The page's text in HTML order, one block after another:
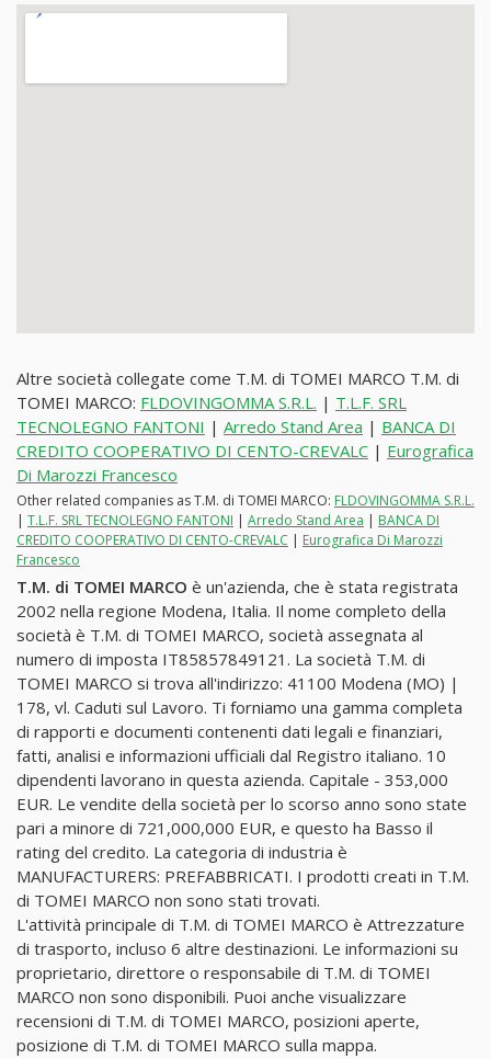
Altre società collegate come T.M. di TOMEI MARCO T.M. di
TOMEI MARCO: FLDOVINGOMMA S.R.L. | T.L.F. SRL
TECNOLEGNO FANTONI | Arredo Stand Area | BANCA DI
CREDITO COOPERATIVO DI CENTO-CREVALC | Eurografica
Di Marozzi Francesco
Other related companies as T.M. di TOMEI MARCO: FLDOVINGOMMA S.R.L.
| T.L.F. SRL TECNOLEGNO FANTONI | Arredo Stand Area | BANCA DI
CREDITO COOPERATIVO DI CENTO-CREVALC | Eurografica Di Marozzi
Francesco
T.M. di TOMEI MARCO è un'azienda, che è stata registrata
2002 nella regione Modena, Italia. Il nome completo della
società è T.M. di TOMEI MARCO, società assegnata al
numero di imposta IT85857849121. La società T.M. di
TOMEI MARCO si trova all'indirizzo: 41100 Modena (MO) |
178, vl. Caduti sul Lavoro. Ti forniamo una gamma completa
di rapporti e documenti contenenti dati legali e finanziari,
fatti, analisi e informazioni ufficiali dal Registro italiano. 10
dipendenti lavorano in questa azienda. Capitale - 353,000
EUR. Le vendite della società per lo scorso anno sono state
pari a minore di 721,000,000 EUR, e questo ha Basso il
rating del credito. La categoria di industria è
MANUFACTURERS: PREFABBRICATI. I prodotti creati in T.M.
di TOMEI MARCO non sono stati trovati.
L'attività principale di T.M. di TOMEI MARCO è Attrezzature
di trasporto, incluso 6 altre destinazioni. Le informazioni su
proprietario, direttore o responsabile di T.M. di TOMEI
MARCO non sono disponibili. Puoi anche visualizzare
recensioni di T.M. di TOMEI MARCO, posizioni aperte,
posizione di T.M. di TOMEI MARCO sulla mappa.